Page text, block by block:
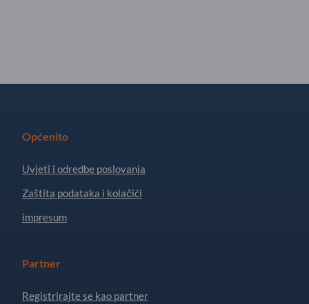
Općenito
Uvjeti i odredbe poslovanja
Zaštita podataka i kolačići
impresum
Partner
Registrirajte se kao partner